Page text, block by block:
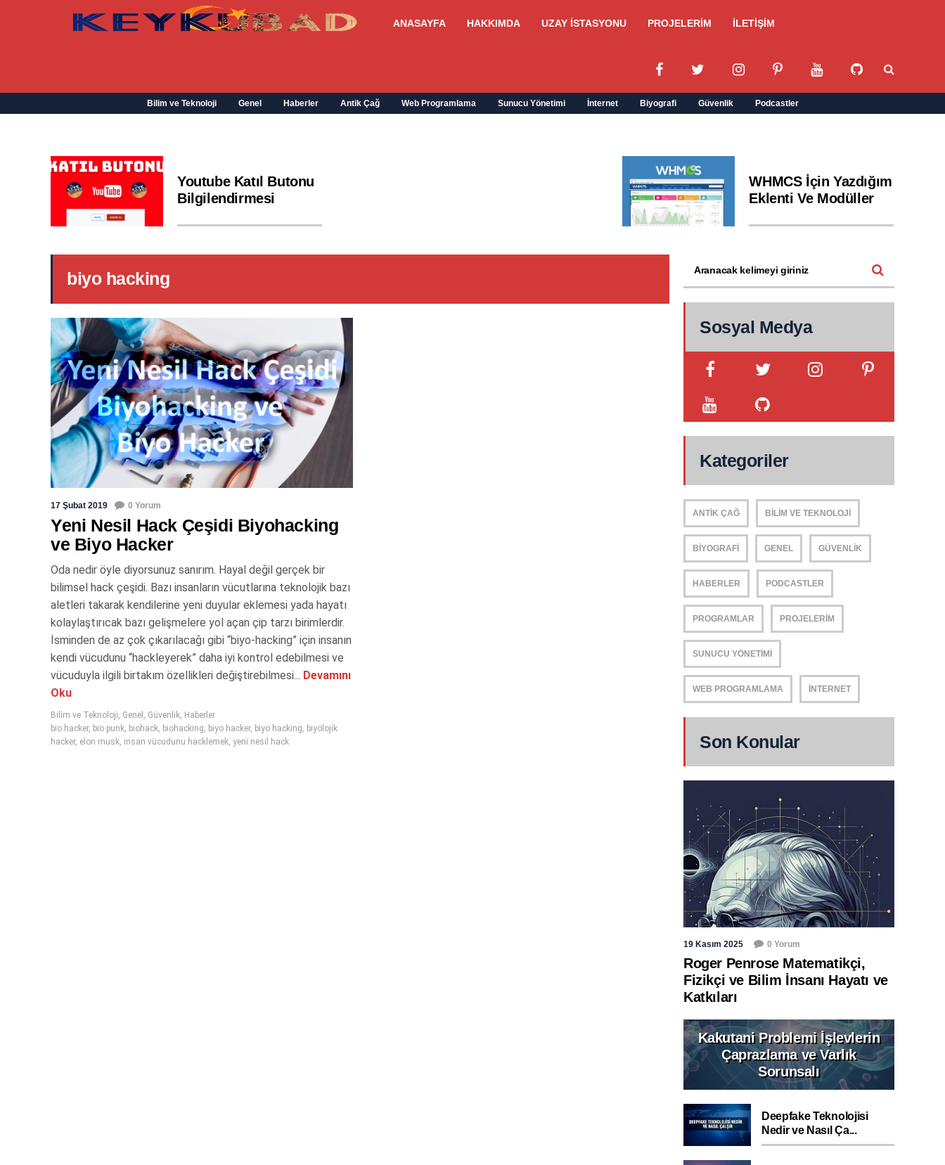
ANASAYFA HAKKIMDA UZAY İSTASYONU PROJELERİM İLETİŞİM
Bilim ve Teknoloji Genel Haberler Antik Çağ Web Programlama Sunucu Yönetimi İnternet Biyografi Güvenlik Podcastler
Youtube Katıl Butonu
Bilgilendirmesi
WHMCS İçin Yazdığım
Eklenti Ve Modüller
biyo hacking
17 Şubat 2019 0 Yorum
Yeni Nesil Hack Çeşidi Biyohacking
ve Biyo Hacker
Oda nedir öyle diyorsunuz sanırım. Hayal değil gerçek bir
bilimsel hack çeşidi. Bazı insanların vücutlarına teknolojik bazı
aletleri takarak kendilerine yeni duyular eklemesi yada hayatı
kolaylaştırıcak bazı gelişmelere yol açan çip tarzı birimlerdir.
İsminden de az çok çıkarılacağı gibi “biyo-hacking” için insanın
kendi vücudunu “hackleyerek” daha iyi kontrol edebilmesi ve
vücuduyla ilgili birtakım özellikleri değiştirebilmesi... Devamını
Oku
Bilim ve Teknoloji Genel Güvenlik Haberler
bio hacker, bio punk biohack biohacking biyo hacker, biyo hacking
biyolojik
hacker, elon musk insan vücudunu hacklemek yeni nesil hack
Sosyal Medya
Kategoriler
ANTIK ÇAĞ BILIM VE TEKNOLOJI
BIYOGRAFI GENEL GÜVENLIK
HABERLER PODCASTLER
PROGRAMLAR PROJELERIM
SUNUCU YÖNETIMI
WEB PROGRAMLAMA İNTERNET
Son Konular
19 Kasım 2025 0 Yorum
Roger Penrose Matematikçi,
Fizikçi ve Bilim İnsanı Hayatı ve
Katkıları
Kakutani Problemi İşlevlerin
Çaprazlama ve Varlık
Sorunsalı
Deepfake Teknolojisi
Nedir ve Nasıl Ça...